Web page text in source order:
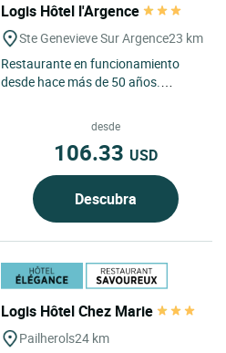
Logis Hôtel l'Argence
Ste Genevieve Sur Argence23 km
Restaurante en funcionamiento
desde hace más de 50 años.
Especialidades regionales.
desde
106.33 USD
Descubra
Logis Hôtel Chez Marie
Pailherols24 km